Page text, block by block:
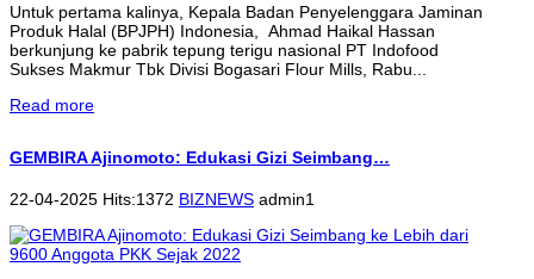
Untuk pertama kalinya, Kepala Badan Penyelenggara Jaminan
Produk Halal (BPJPH) Indonesia, Ahmad Haikal Hassan
berkunjung ke pabrik tepung terigu nasional PT Indofood
Sukses Makmur Tbk Divisi Bogasari Flour Mills, Rabu...
Read more
GEMBIRA Ajinomoto: Edukasi Gizi Seimbang…
22-04-2025 Hits:1372 BIZNEWS admin1